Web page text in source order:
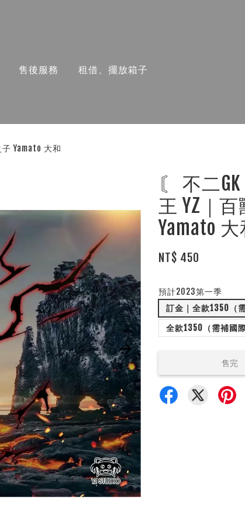
售後服務 租借、擺放箱子
Yamato 大和
〘 不二
王 YZ｜
Yamato 大
NT$ 450
預計2023第一季
訂金｜全款1350（
全款1350（需補國
售完